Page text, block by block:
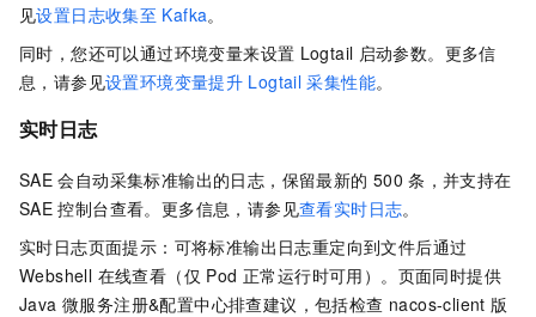
见设置日志收集至 Kafka。
同时，您还可以通过环境变量来设置 Logtail 启动参数。更多信
息，请参见设置环境变量提升 Logtail 采集性能。
实时日志
SAE 会自动采集标准输出的日志，保留最新的 500 条，并支持在
SAE 控制台查看。更多信息，请参见查看实时日志。
实时日志页面提示：可将标准输出日志重定向到文件后通过
Webshell 在线查看（仅 Pod 正常运行时可用）。页面同时提供
Java 微服务注册&配置中心排查建议，包括检查 nacos-client 版